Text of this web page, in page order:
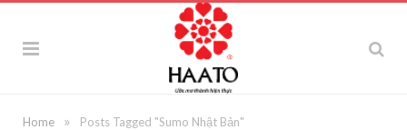
Home » Posts Tagged "Sumo Nhật Bản"